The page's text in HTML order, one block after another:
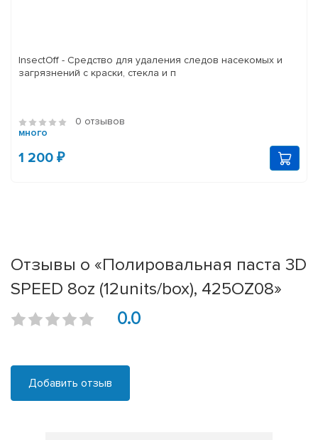
InsectOff - Средство для удаления следов насекомых и
загрязнений с краски, стекла и п
0 отзывов
много
1 200 ₽
Отзывы о «Полировальная паста 3D
SPEED 8oz (12units/box), 425OZ08»
0.0
Добавить отзыв